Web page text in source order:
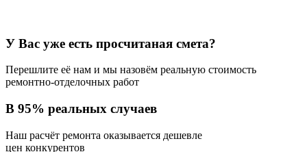
У Вас уже есть просчитаная смета?
Перешлите её нам и мы назовём реальную стоимость
ремонтно-отделочных работ
В 95% реальных случаев
Наш расчёт ремонта оказывается дешевле
цен конкурентов